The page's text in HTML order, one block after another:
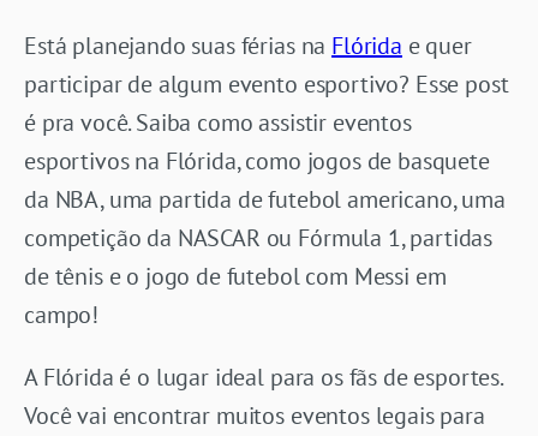
Está planejando suas férias na Flórida e quer
participar de algum evento esportivo? Esse post
é pra você. Saiba como assistir eventos
esportivos na Flórida, como jogos de basquete
da NBA, uma partida de futebol americano, uma
competição da NASCAR ou Fórmula 1, partidas
de tênis e o jogo de futebol com Messi em
campo!
A Flórida é o lugar ideal para os fãs de esportes.
Você vai encontrar muitos eventos legais para